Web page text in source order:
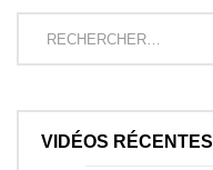
VIDÉOS RÉCENTES